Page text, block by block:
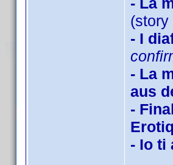
- I
- La
aus
-
- Io ti